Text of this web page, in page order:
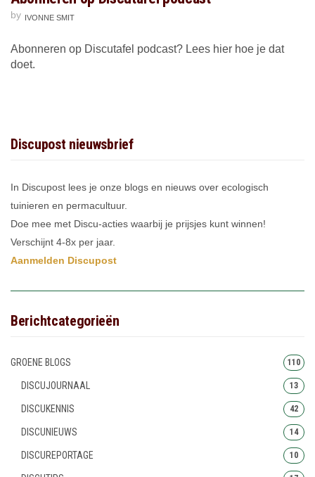
by IVONNE SMIT
Abonneren op Discutafel podcast? Lees hier hoe je dat
doet.
Discupost nieuwsbrief
In Discupost lees je onze blogs en nieuws over ecologisch
tuinieren en permacultuur.
Doe mee met Discu-acties waarbij je prijsjes kunt winnen!
Verschijnt 4-8x per jaar.
Aanmelden Discupost
Berichtcategorieën
GROENE BLOGS 110
DISCUJOURNAAL 13
DISCUKENNIS 42
DISCUNIEUWS 14
DISCUREPORTAGE 10